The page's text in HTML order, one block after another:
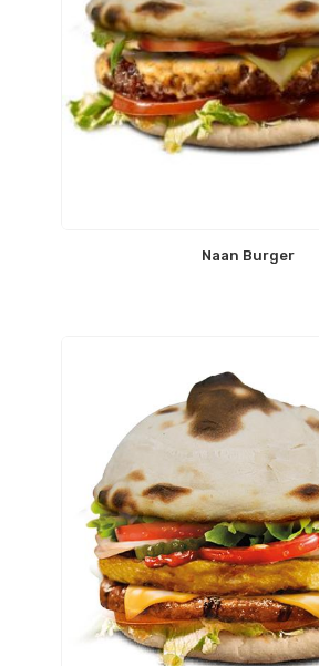
Naan Burger